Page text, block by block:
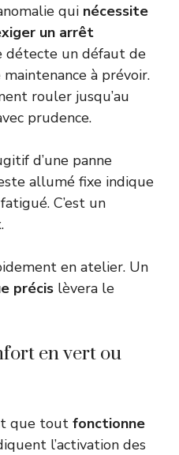
qui nécessite
un arrêt
détecte un défaut de
à prévoir.
rouler jusqu’au
prudence.
d’une panne
allumé fixe indique
C’est un
.
en atelier. Un
précis lèvera le
en vert ou
que tout fonctionne
l’activation des